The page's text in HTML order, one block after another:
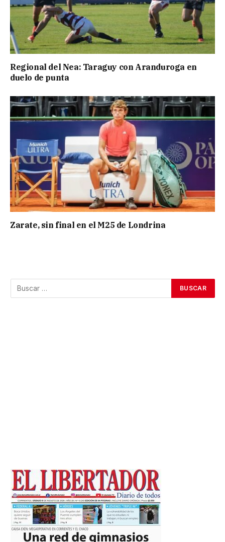
Regional del Nea: Taraguy con Aranduroga en
duelo de punta
Zarate, sin final en el M25 de Londrina